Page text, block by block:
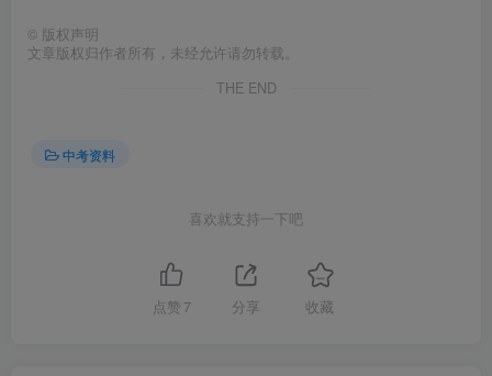
© 版权声明
文章版权归作者所有，未经允许请勿转载。
THE END
中考资料
喜欢就支持一下吧
点赞 7 分享 收藏